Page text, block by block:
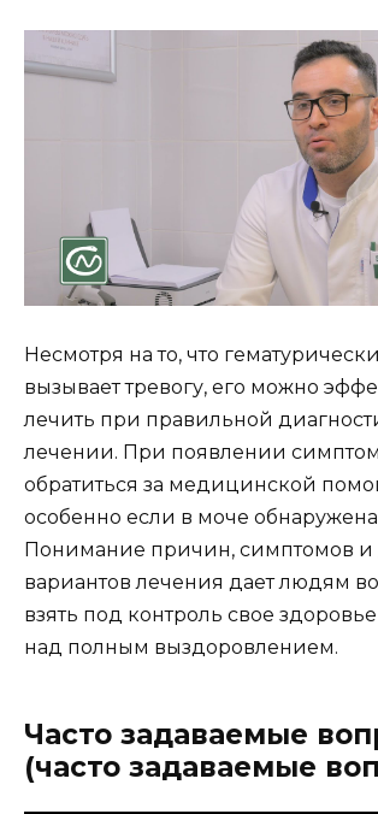
Несмотря на то, что
вызывает тревогу, его можно
лечить при правильной
лечении. При появлении
обратиться за медицинской
особенно если в моче
Понимание причин, симптомов и
вариантов лечения дает людям
взять под контроль свое
над полным выздоровлением.
Часто задаваемые
(часто задаваемые